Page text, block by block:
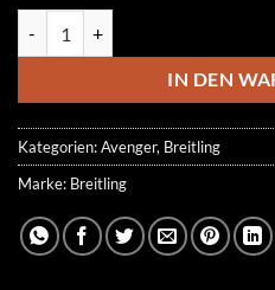
499.00 €
IN DEN
Kategorien:Avenger, Breitling
Marke: Breitling